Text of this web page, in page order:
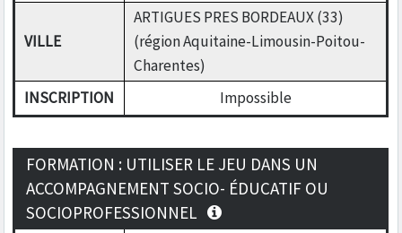
VILLE
ARTIGUES PRES BORDEAUX (33)
(région Aquitaine-Limousin-Poitou-
Charentes)
INSCRIPTION
Impossible
FORMATION : UTILISER LE JEU DANS UN
ACCOMPAGNEMENT SOCIO- ÉDUCATIF OU
SOCIOPROFESSIONNEL